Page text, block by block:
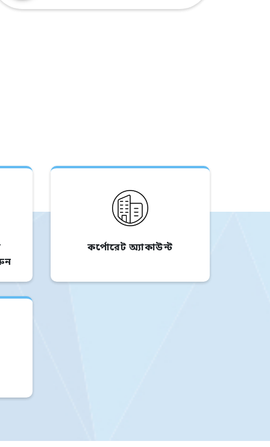
কর্পোরেট অ্যাকাউন্ট